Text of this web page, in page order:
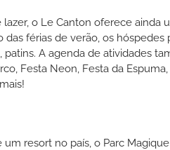
o Le Canton oferece ainda
férias de verão, os hóspedes
patins. A agenda de atividades
Festa Neon, Festa da
resort no país, o Parc